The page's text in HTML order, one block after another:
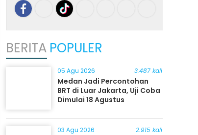
BERITA POPULER
05 Agu 2026 3.487 kali
Medan Jadi Percontohan
BRT di Luar Jakarta, Uji Coba
Dimulai 18 Agustus
03 Agu 2026 2.915 kali